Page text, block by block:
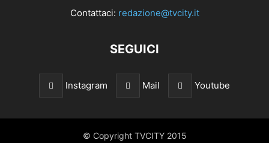
Contattaci: redazione@tvcity.it
SEGUICI
Instagram Mail Youtube
© Copyright TVCITY 2015